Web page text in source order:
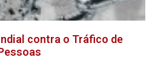
contra o Tráfico de